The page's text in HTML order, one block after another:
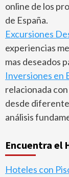
online de los
de España.
Excursiones
experiencias
mas deseados
Inversiones en
relacionada
desde
análisis
Encuentra el
Hoteles con